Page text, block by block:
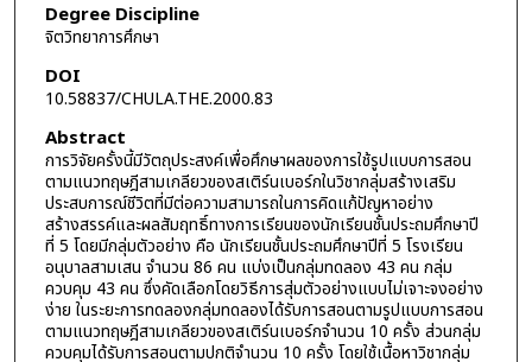
Degree Discipline
จิตวิทยาการศึกษา
DOI
10.58837/CHULA.THE.2000.83
Abstract
การวิจัยครั้งนี้มีวัตถุประสงค์เพื่อศึกษาผลของการใช้รูปแบบการสอน
ตามแนวทฤษฎีสามเกลียวของสเติร์นเบอร์กในวิชากลุ่มสร้างเสริม
ประสบการณ์ชีวิตที่มีต่อความสามารถในการคิดแก้ปัญหาอย่าง
สร้างสรรค์และผลสัมฤทธิ์ทางการเรียนของนักเรียนชั้นประถมศึกษาปี
ที่ 5 โดยมีกลุ่มตัวอย่าง คือ นักเรียนชั้นประถมศึกษาปีที่ 5 โรงเรียน
อนุบาลสามเสน จำนวน 86 คน แบ่งเป็นกลุ่มทดลอง 43 คน กลุ่ม
ควบคุม 43 คน ซึ่งคัดเลือกโดยวิธีการสุ่มตัวอย่างแบบไม่เจาะจงอย่าง
ง่าย ในระยะการทดลองกลุ่มทดลองได้รับการสอนตามรูปแบบการสอน
ตามแนวทฤษฎีสามเกลียวของสเติร์นเบอร์กจำนวน 10 ครั้ง ส่วนกลุ่ม
ควบคุมได้รับการสอนตามปกติจำนวน 10 ครั้ง โดยใช้เนื้อหาวิชากลุ่ม